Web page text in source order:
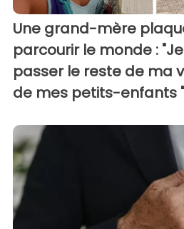
Une grand-mère
parcourir le monde :
passer le reste de ma
de mes petits-enfants "